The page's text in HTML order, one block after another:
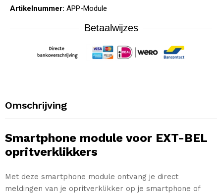
Artikelnummer: APP-Module
Betaalwijzes
Omschrijving
Smartphone module voor EXT-BEL
opritverklikkers
Met deze smartphone module ontvang je direct
meldingen van je opritverklikker op je smartphone of